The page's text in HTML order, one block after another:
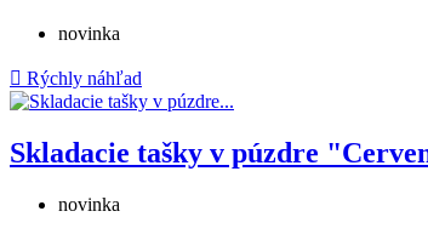
novinka
 Rýchly náhľad
Skladacie tašky v púzdre
novinka